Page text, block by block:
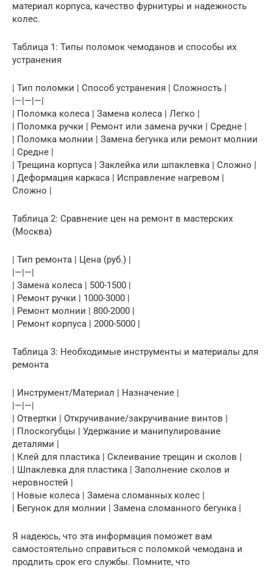
материал корпуса, качество фурнитуры и надежность
колес.
Таблица 1: Типы поломок чемоданов и способы их
устранения
| Тип поломки | Способ устранения | Сложность |
|—|—|—|
| Поломка колеса | Замена колеса | Легко |
| Поломка ручки | Ремонт или замена ручки | Средне |
| Поломка молнии | Замена бегунка или ремонт молнии
| Средне |
| Трещина корпуса | Заклейка или шпаклевка | Сложно |
| Деформация каркаса | Исправление нагревом |
Сложно |
Таблица 2: Сравнение цен на ремонт в мастерских
(Москва)
| Тип ремонта | Цена (руб.) |
|—|—|
| Замена колеса | 500-1500 |
| Ремонт ручки | 1000-3000 |
| Ремонт молнии | 800-2000 |
| Ремонт корпуса | 2000-5000 |
Таблица 3: Необходимые инструменты и материалы для
ремонта
| Инструмент/Материал | Назначение |
|—|—|
| Отвертки | Откручивание/закручивание винтов |
| Плоскогубцы | Удержание и манипулирование
деталями |
| Клей для пластика | Склеивание трещин и сколов |
| Шпаклевка для пластика | Заполнение сколов и
неровностей |
| Новые колеса | Замена сломанных колес |
| Бегунок для молнии | Замена сломанного бегунка |
Я надеюсь, что эта информация поможет вам
самостоятельно справиться с поломкой чемодана и
продлить срок его службы. Помните, что